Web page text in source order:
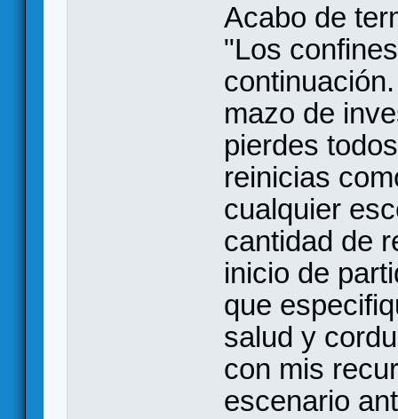
Acabo de
"Los
mazo de
pierdes
reinicias
cualquier
cantidad de
inicio de
que
salud y
con mis
escenario